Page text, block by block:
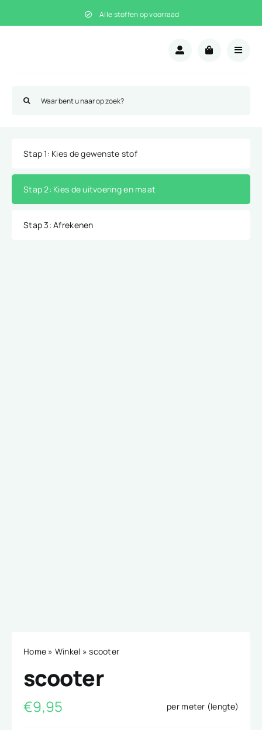
naar
Alle stoffen op voorraad
naar:
Stap 1: Kies de gewenste stof
Stap 2: Kies de uitvoering en maat
Stap 3: Afrekenen
Home » Winkel »scooter
scooter
€9,95 per meter (lengte)